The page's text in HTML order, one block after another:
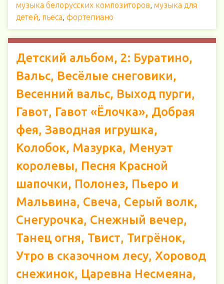
музыка белорусских композиторов, музыка для
детей, пьеса, фортепиано
Детский альбом, 2: Буратино,
Вальс, Весёлые снеговики,
Весенний вальс, Выход пурги,
Гавот, Гавот «Ёлочка», Добрая
фея, Заводная игрушка,
Колобок, Мазурка, Менуэт
королевы, Песня Красной
шапочки, Полонез, Пьеро и
Мальвина, Свеча, Серый волк,
Снегурочка, Снежный вечер,
Танец огня, Твист, Тигрёнок,
Утро в сказочном лесу, Хоровод
снежинок, Царевна Несмеяна,